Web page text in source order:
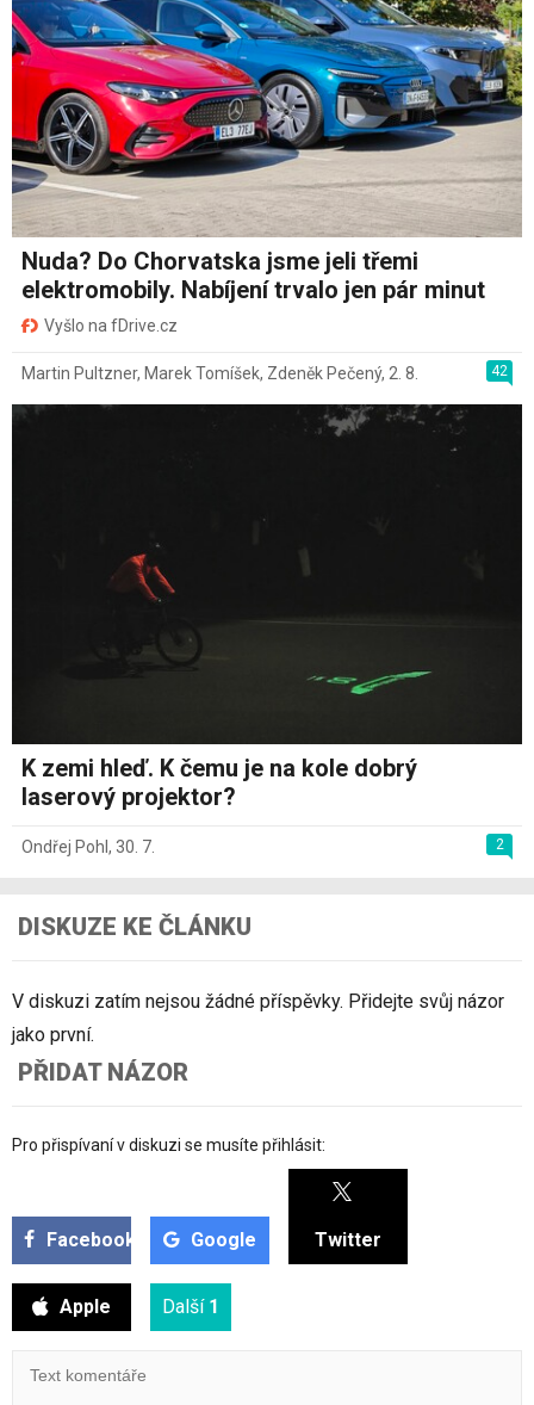
Nuda? Do Chorvatska jsme jeli třemi
elektromobily. Nabíjení trvalo jen pár minut
Vyšlo na fDrive.cz
42
Martin Pultzner, Marek Tomíšek, Zdeněk Pečený, 2. 8.
K zemi hleď. K čemu je na kole dobrý
laserový projektor?
2
Ondřej Pohl , 30. 7.
DISKUZE KE ČLÁNKU
V diskuzi zatím nejsou žádné příspěvky. Přidejte svůj názor
jako první.
PŘIDAT NÁZOR
Pro přispívaní v diskuzi se musíte přihlásit:
Facebook Google Twitter
Apple Další 1